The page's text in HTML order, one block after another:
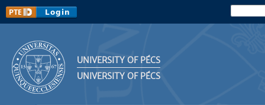
Search
UNIVERSITY OF PÉCS
UNIVERSITY OF PÉCS